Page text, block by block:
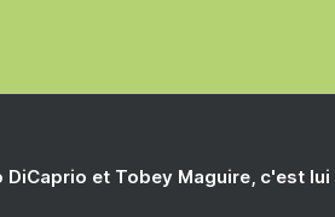
DiCaprio et Tobey Maguire, c'est